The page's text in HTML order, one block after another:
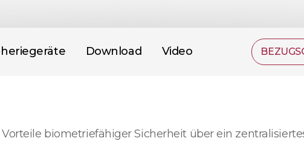
Download Video
biometriefähiger Sicherheit über ein